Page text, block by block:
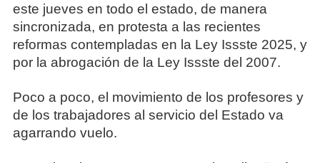
este jueves en todo el estado, de manera
sincronizada, en protesta a las recientes
reformas contempladas en la Ley Issste 2025, y
por la abrogación de la Ley Issste del 2007.
Poco a poco, el movimiento de los profesores y
de los trabajadores al servicio del Estado va
agarrando vuelo.